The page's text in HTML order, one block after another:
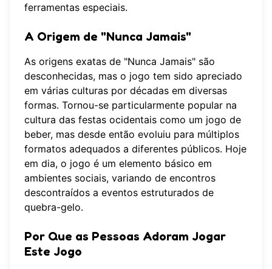
ferramentas especiais.
A Origem de "Nunca Jamais"
As origens exatas de "Nunca Jamais" são
desconhecidas, mas o jogo tem sido apreciado
em várias culturas por décadas em diversas
formas. Tornou-se particularmente popular na
cultura das festas ocidentais como um jogo de
beber, mas desde então evoluiu para múltiplos
formatos adequados a diferentes públicos. Hoje
em dia, o jogo é um elemento básico em
ambientes sociais, variando de encontros
descontraídos a eventos estruturados de
quebra-gelo.
Por Que as Pessoas Adoram Jogar
Este Jogo